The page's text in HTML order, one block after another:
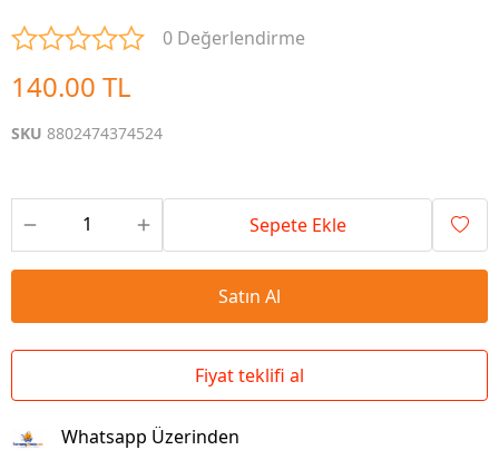
0 Değerlendirme
140.00 TL
SKU 8802474374524
Sepete Ekle
Satın Al
Fiyat teklifi al
Whatsapp Üzerinden